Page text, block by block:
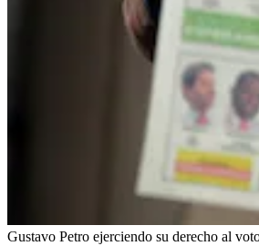
Gustavo Petro ejerciendo su derecho al